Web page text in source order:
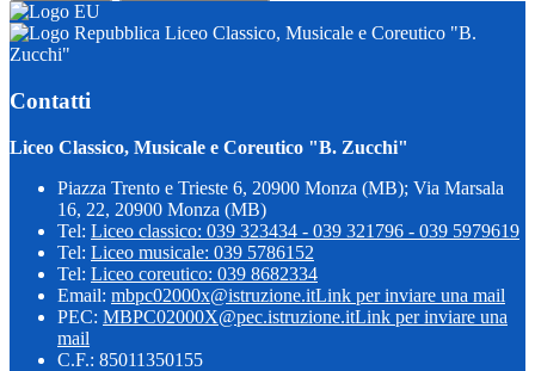
Liceo Classico, Musicale e Coreutico "B.
Zucchi"
Contatti
Liceo Classico, Musicale e Coreutico "B. Zucchi"
Piazza Trento e Trieste 6, 20900 Monza (MB); Via Marsala
16, 22, 20900 Monza (MB)
Tel: Liceo classico: 039 323434 - 039 321796 - 039 5979619
Tel: Liceo musicale: 039 5786152
Tel: Liceo coreutico: 039 8682334
Email: mbpc02000x@istruzione.itLink per inviare una mail
PEC: MBPC02000X@pec.istruzione.itLink per inviare una
mail
C.F.: 85011350155